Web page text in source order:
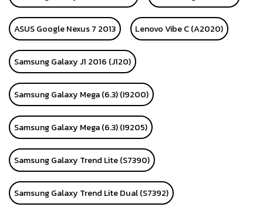
ASUS Google Nexus 7 2013 Lenovo Vibe C (A2020)
Samsung Galaxy J1 2016 (J120)
Samsung Galaxy Mega (6.3) (I9200)
Samsung Galaxy Mega (6.3) (I9205)
Samsung Galaxy Trend Lite (S7390)
Samsung Galaxy Trend Lite Dual (S7392)